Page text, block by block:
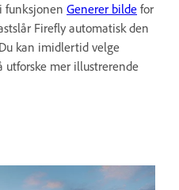
funksjonen Generer bilde for
Firefly automatisk den
kan imidlertid velge
utforske mer illustrerende